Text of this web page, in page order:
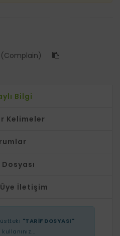
Bilgi
Kelimeler
İletişim
"TARİF DOSYASI"